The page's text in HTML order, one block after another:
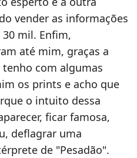
vender as informações
mil. Enfim,
até mim, graças a
com algumas
os prints e acho que
o intuito dessa
ficar famosa,
deflagrar uma
de "Pesadão".